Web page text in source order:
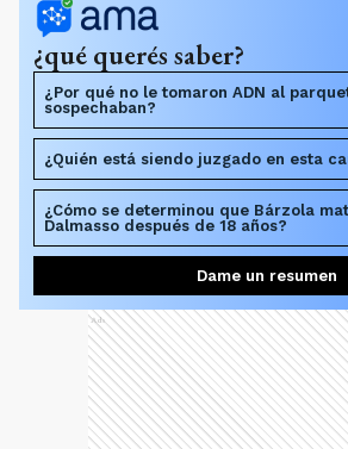
¿qué querés saber?
¿Por qué no le tomaron ADN al
sospechaban?
¿Quién está siendo juzgado en esta
¿Cómo se determinou que Bárzola
Dalmasso después de 18 años?
Dame un resumen
Ads